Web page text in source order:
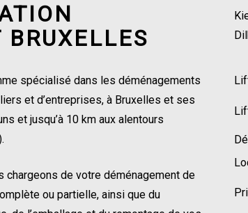
BRUXELLES
spécialisé dans les déménagements
et d’entreprises, à Bruxelles et ses
et jusqu’à 10 km aux alentours
chargeons de votre déménagement de
ou partielle, ainsi que du